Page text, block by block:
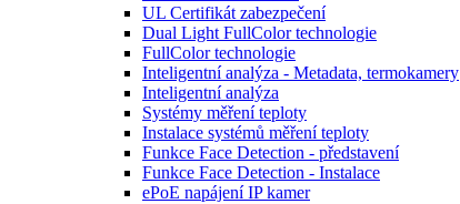
UL Certifikát zabezpečení
Dual Light FullColor technologie
FullColor technologie
Inteligentní analýza - Metadata, termokamery
Inteligentní analýza
Systémy měření teploty
Instalace systémů měření teploty
Funkce Face Detection - představení
Funkce Face Detection - Instalace
ePoE napájení IP kamer